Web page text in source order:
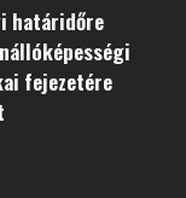
határidőre
fejezetére